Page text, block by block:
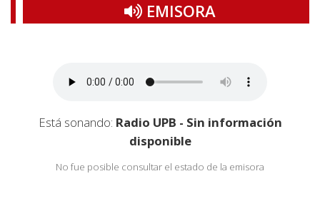
EMISORA
Está sonando: Radio UPB - Sin información
disponible
No fue posible consultar el estado de la emisora